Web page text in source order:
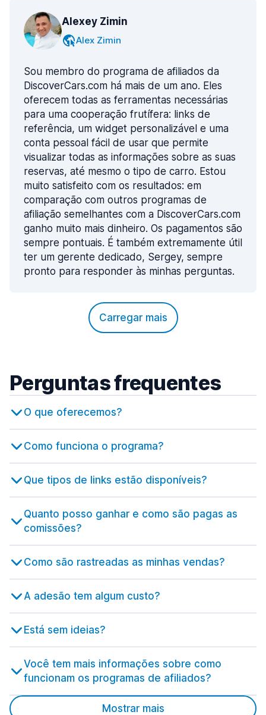
Alexey Zimin
Alex Zimin
Sou membro do programa de afiliados da
DiscoverCars.com há mais de um ano. Eles
oferecem todas as ferramentas necessárias
para uma cooperação frutífera: links de
referência, um widget personalizável e uma
conta pessoal fácil de usar que permite
visualizar todas as informações sobre as suas
reservas, até mesmo o tipo de carro. Estou
muito satisfeito com os resultados: em
comparação com outros programas de
afiliação semelhantes com a DiscoverCars.com
ganho muito mais dinheiro. Os pagamentos são
sempre pontuais. É também extremamente útil
ter um gerente dedicado, Sergey, sempre
pronto para responder às minhas perguntas.
Carregar mais
Perguntas frequentes
O que oferecemos?
Como funciona o programa?
Que tipos de links estão disponíveis?
Quanto posso ganhar e como são pagas as
comissões?
Como são rastreadas as minhas vendas?
A adesão tem algum custo?
Está sem ideias?
Você tem mais informações sobre como
funcionam os programas de afiliados?
Mostrar mais